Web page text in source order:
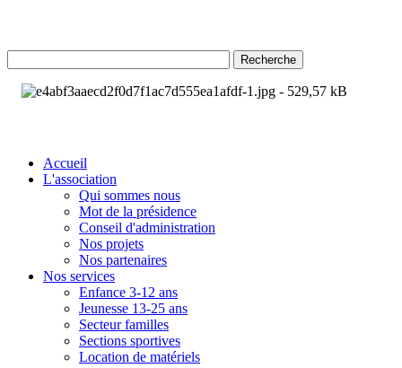
Recherche
Accueil
L'association
Qui sommes nous
Mot de la présidence
Conseil d'administration
Nos projets
Nos partenaires
Nos services
Enfance 3-12 ans
Jeunesse 13-25 ans
Secteur familles
Sections sportives
Location de matériels